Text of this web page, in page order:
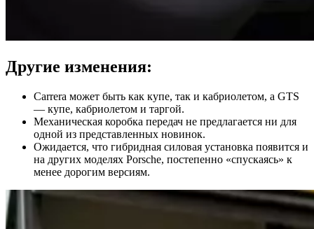
Другие изменения:
Carrera может быть как купе, так и кабриолетом, а GTS
— купе, кабриолетом и таргой.
Механическая коробка передач не предлагается ни для
одной из представленных новинок.
Ожидается, что гибридная силовая установка появится и
на других моделях Porsche, постепенно «спускаясь» к
менее дорогим версиям.